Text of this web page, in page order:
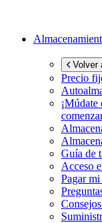
Volver
Precio
Guía de
Acceso
Pagar